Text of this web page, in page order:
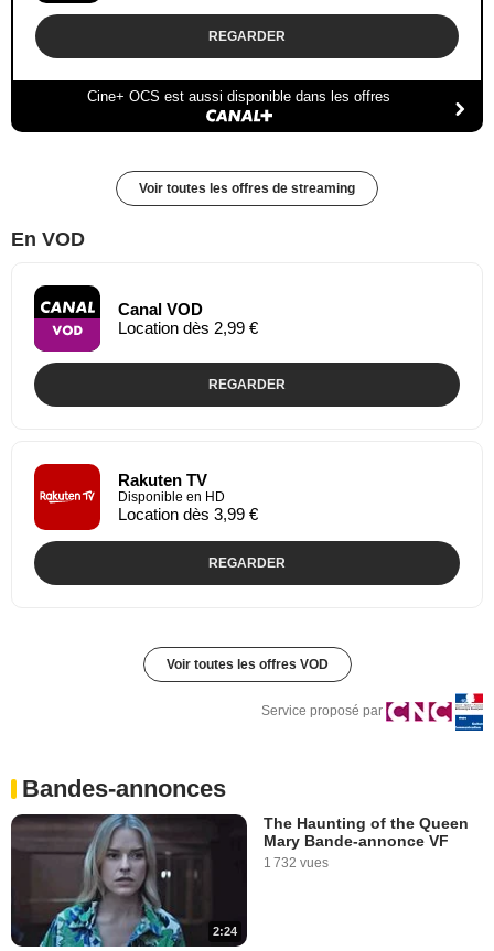
REGARDER
Cine+ OCS est aussi disponible dans les offres
Voir toutes les offres de streaming
En VOD
Canal VOD
Location dès 2,99 €
REGARDER
Rakuten TV
Disponible en HD
Location dès 3,99 €
REGARDER
Voir toutes les offres VOD
Service proposé par
Bandes-annonces
2:24
The Haunting of the Queen
Mary Bande-annonce VF
1 732 vues